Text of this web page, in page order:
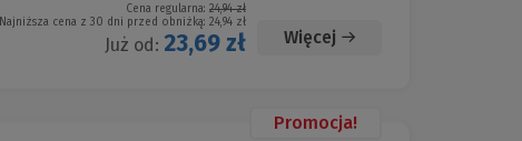
Cena regularna: 24,94 zł
Najniższa cena z 30 dni przed obniżką: 24,94 zł
Już od: 23,69 zł Więcej
Promocja!